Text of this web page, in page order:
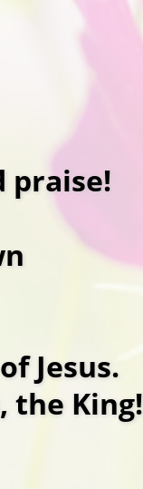
praise!
Jesus.
the King!